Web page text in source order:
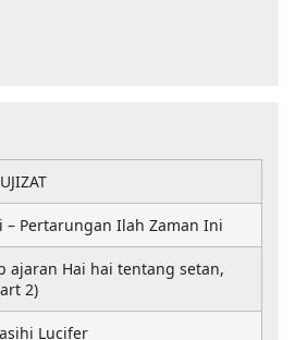
– Pertarungan Ilah Zaman Ini
ajaran Hai hai tentang setan,
2)
Lucifer